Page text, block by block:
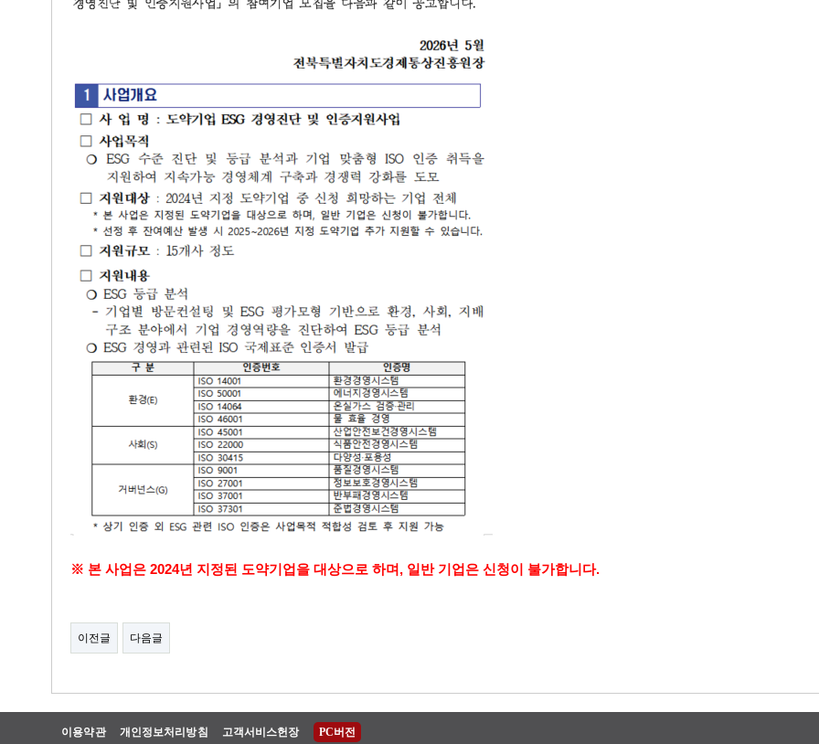
※ 본 사업은 2024년 지정된 도약기업을 대상으로 하며, 일반 기업은 신청이 불가합니다.
이전글 다음글
이용약관 개인정보처리방침 고객서비스헌장 PC버전